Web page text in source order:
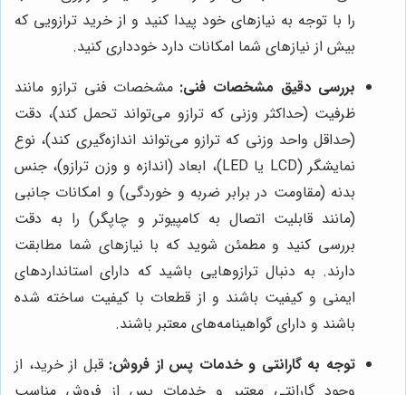
را با توجه به نیازهای خود پیدا کنید و از خرید ترازویی که
بیش از نیازهای شما امکانات دارد خودداری کنید.
بررسی دقیق مشخصات فنی: مشخصات فنی ترازو مانند
ظرفیت (حداکثر وزنی که ترازو می‌تواند تحمل کند)، دقت
(حداقل واحد وزنی که ترازو می‌تواند اندازه‌گیری کند)، نوع
نمایشگر (LCD یا LED)، ابعاد (اندازه و وزن ترازو)، جنس
بدنه (مقاومت در برابر ضربه و خوردگی) و امکانات جانبی
(مانند قابلیت اتصال به کامپیوتر و چاپگر) را به دقت
بررسی کنید و مطمئن شوید که با نیازهای شما مطابقت
دارند. به دنبال ترازوهایی باشید که دارای استانداردهای
ایمنی و کیفیت باشند و از قطعات با کیفیت ساخته شده
باشند و دارای گواهینامه‌های معتبر باشند.
توجه به گارانتی و خدمات پس از فروش: قبل از خرید، از